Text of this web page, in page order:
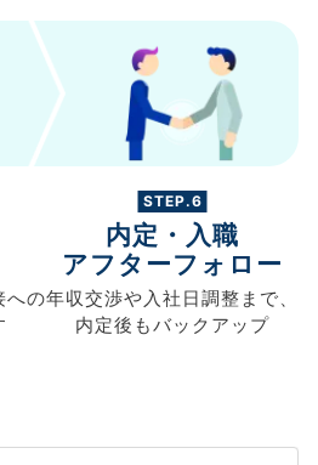
への
STEP.6
内定・入職
アフターフォロー
年収交渉や入社日調整まで、
内定後もバックアップ